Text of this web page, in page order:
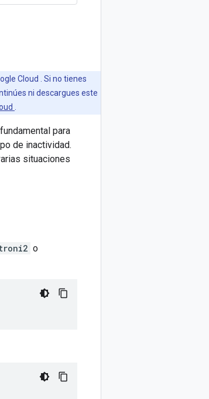
Cloud . Si no tienes
ni descargues este
para
de inactividad.
situaciones
o